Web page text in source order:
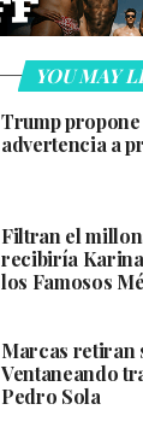
YOU MAY
Trump
advertencia a
Filtran el
recibiría Karina
los Famosos
Marcas retiran
Ventaneando
Pedro Sola